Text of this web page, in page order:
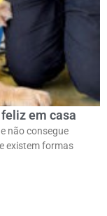
em casa
não consegue
existem formas